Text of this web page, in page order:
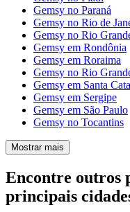
Gemsy no Paraná
Gemsy no Rio de
Gemsy no Rio
Gemsy em Rondônia
Gemsy em Roraima
Gemsy no Rio
Gemsy em Santa
Gemsy em Sergipe
Gemsy em São Paulo
Gemsy no Tocantins
Mostrar mais
Encontre outros
principais